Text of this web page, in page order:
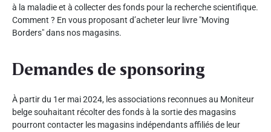
à la maladie et à collecter des fonds pour la recherche scientifique.
Comment ? En vous proposant d’acheter leur livre "Moving
Borders" dans nos magasins.
Demandes de sponsoring
À partir du 1er mai 2024, les associations reconnues au Moniteur
belge souhaitant récolter des fonds à la sortie des magasins
pourront contacter les magasins indépendants affiliés de leur